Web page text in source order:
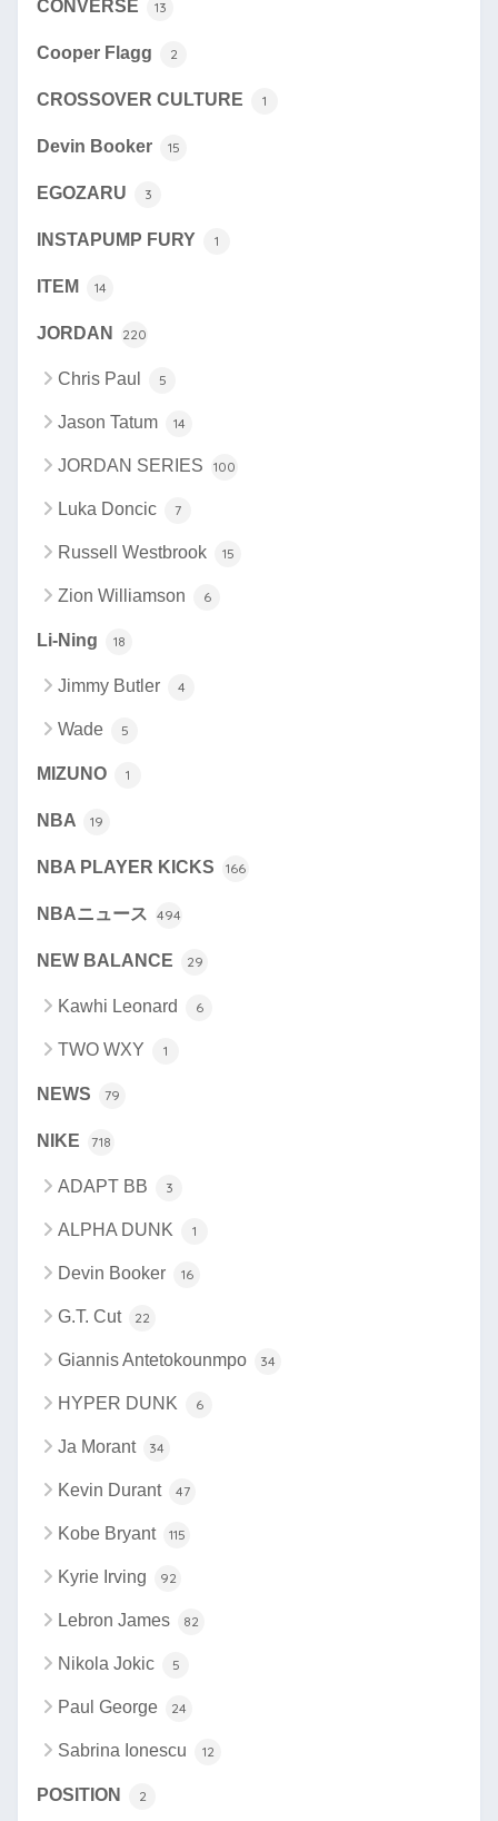
CONVERSE 13
Cooper Flagg 2
CROSSOVER CULTURE 1
Devin Booker 15
EGOZARU 3
INSTAPUMP FURY 1
ITEM 14
JORDAN 220
Chris Paul 5
Jason Tatum 14
JORDAN SERIES 100
Luka Doncic 7
Russell Westbrook 15
Zion Williamson 6
Li-Ning 18
Jimmy Butler 4
Wade 5
MIZUNO 1
NBA 19
NBA PLAYER KICKS 166
NBAニュース 494
NEW BALANCE 29
Kawhi Leonard 6
TWO WXY 1
NEWS 79
NIKE 718
ADAPT BB 3
ALPHA DUNK 1
Devin Booker 16
G.T. Cut 22
Giannis Antetokounmpo 34
HYPER DUNK 6
Ja Morant 34
Kevin Durant 47
Kobe Bryant 115
Kyrie Irving 92
Lebron James 82
Nikola Jokic 5
Paul George 24
Sabrina Ionescu 12
POSITION 2